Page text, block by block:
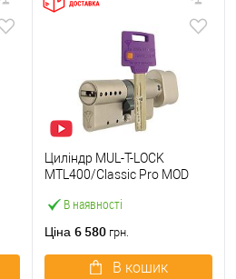
В наявності
Циліндр MUL-T-LOCK
MTL400/Classic Pro MOD
нікель сатин
Ціна 6 580 грн.
В кошик